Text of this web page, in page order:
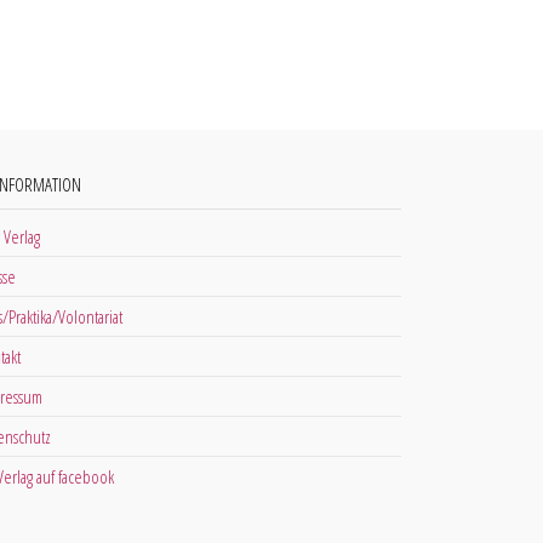
Praktika/Volontariat
auf facebook